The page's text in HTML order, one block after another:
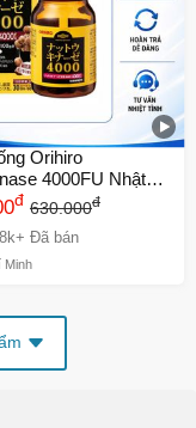
Orihiro
4000FU Nhật
Não, Tăng Cường
đ 630.000đ
Đã bán
Minh